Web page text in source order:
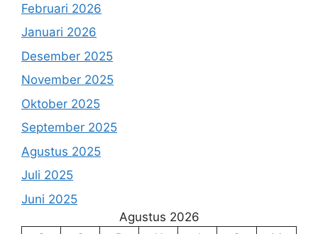
Februari 2026
Januari 2026
Desember 2025
November 2025
Oktober 2025
September 2025
Agustus 2025
Juli 2025
Juni 2025
Agustus 2026